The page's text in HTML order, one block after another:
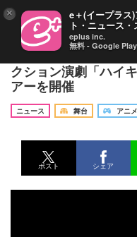
「ハイキュー!!」の
クション演劇「ハイ
アーを開催
ニュース 舞台
アニ
ポスト シェア
× e＋(イープラス
ト・ニュース
eplus inc.
無料 - Google Play